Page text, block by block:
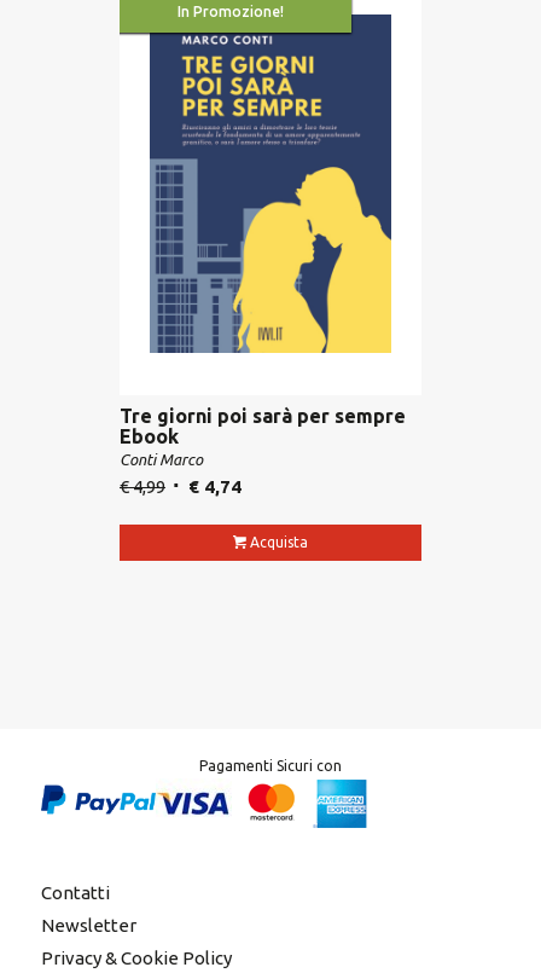
In Promozione!
Tre giorni poi sarà per sempre
Ebook
Conti Marco
€4,99 €4,74
Acquista
Pagamenti Sicuri con
Contatti
Newsletter
Privacy & Cookie Policy